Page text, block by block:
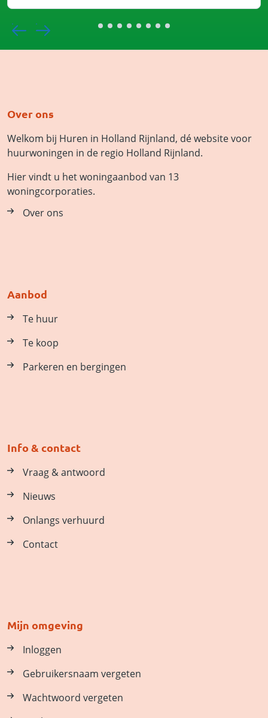
Over ons
Welkom bij Huren in Holland Rijnland, dé website voor
huurwoningen in de regio Holland Rijnland.
Hier vindt u het woningaanbod van 13
woningcorporaties.
Over ons
Aanbod
Te huur
Te koop
Parkeren en bergingen
Info & contact
Vraag & antwoord
Nieuws
Onlangs verhuurd
Contact
Mijn omgeving
Inloggen
Gebruikersnaam vergeten
Wachtwoord vergeten